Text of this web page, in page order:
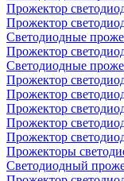
Прожектор
Прожектор
Светодиодные
Прожектор
Светодиодные
Прожектор
Прожектор
Прожектор
Прожектор
Прожектор
Прожекторы
Светодиодный